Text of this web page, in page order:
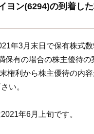
ヨン(6294)の到着し
年3月末日で保有株式
保有の場合の株主優待の
権利から株主優待の内
い。
年6月上旬です。